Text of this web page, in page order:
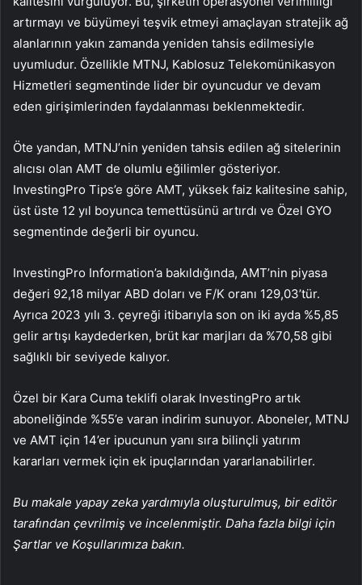
artırmayı ve büyümeyi teşvik etmeyi amaçlayan stratejik ağ
alanlarının yakın zamanda yeniden tahsis edilmesiyle
uyumludur. Özellikle MTNJ, Kablosuz Telekomünikasyon
Hizmetleri segmentinde lider bir oyuncudur ve devam
eden girişimlerinden faydalanması beklenmektedir.
Öte yandan, MTNJ’nin yeniden tahsis edilen ağ sitelerinin
alıcısı olan AMT de olumlu eğilimler gösteriyor.
InvestingPro Tips’e göre AMT, yüksek faiz kalitesine sahip,
üst üste 12 yıl boyunca temettüsünü artırdı ve Özel GYO
segmentinde değerli bir oyuncu.
InvestingPro Information’a bakıldığında, AMT’nin piyasa
değeri 92,18 milyar ABD doları ve F/K oranı 129,03’tür.
Ayrıca 2023 yılı 3. çeyreği itibarıyla son on iki ayda %5,85
gelir artışı kaydederken, brüt kar marjları da %70,58 gibi
sağlıklı bir seviyede kalıyor.
Özel bir Kara Cuma teklifi olarak InvestingPro artık
aboneliğinde %55’e varan indirim sunuyor. Aboneler, MTNJ
ve AMT için 14’er ipucunun yanı sıra bilinçli yatırım
kararları vermek için ek ipuçlarından yararlanabilirler.
Bu makale yapay zeka yardımıyla oluşturulmuş, bir editör
tarafından çevrilmiş ve incelenmiştir. Daha fazla bilgi için
Şartlar ve Koşullarımıza bakın.